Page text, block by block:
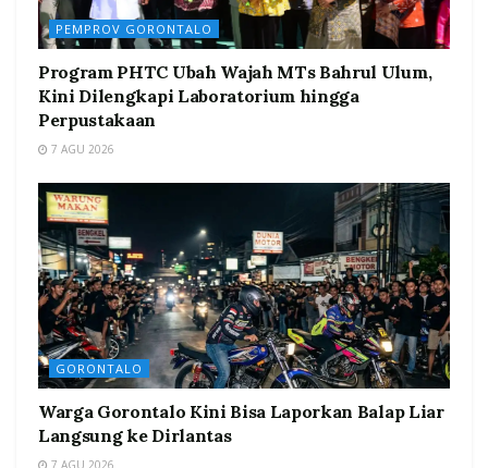
PEMPROV GORONTALO
Program PHTC Ubah Wajah MTs Bahrul Ulum,
Kini Dilengkapi Laboratorium hingga
Perpustakaan
7 AGU 2026
GORONTALO
Warga Gorontalo Kini Bisa Laporkan Balap Liar
Langsung ke Dirlantas
7 AGU 2026